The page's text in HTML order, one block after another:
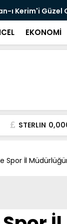
ı Kerim'i Güzel
EKONOMİ
STERLIN
Spor İl